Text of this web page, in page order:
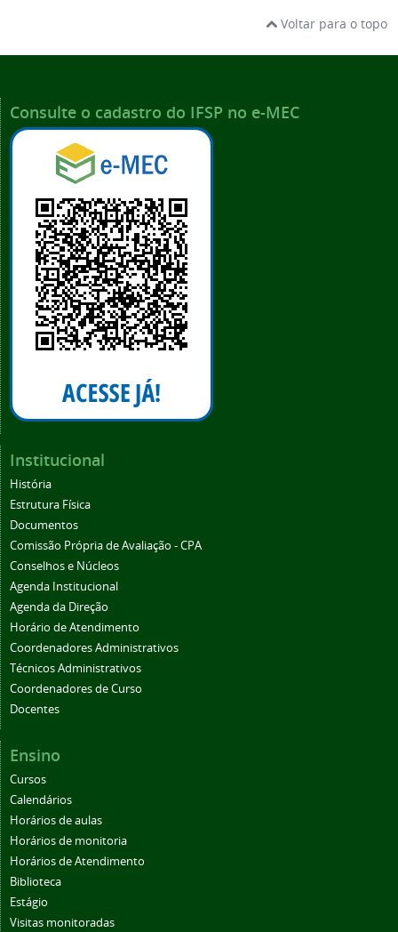
Voltar para o topo
Consulte o cadastro do IFSP no e-MEC
Institucional
História
Estrutura Física
Documentos
Comissão Própria de Avaliação - CPA
Conselhos e Núcleos
Agenda Institucional
Agenda da Direção
Horário de Atendimento
Coordenadores Administrativos
Técnicos Administrativos
Coordenadores de Curso
Docentes
Ensino
Cursos
Calendários
Horários de aulas
Horários de monitoria
Horários de Atendimento
Biblioteca
Estágio
Visitas monitoradas